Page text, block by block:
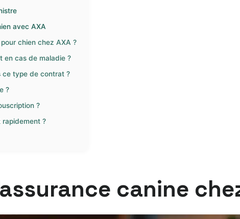
avec AXA
chien chez AXA ?
en cas de maladie ?
ce type de contrat ?
?
?
?
canine